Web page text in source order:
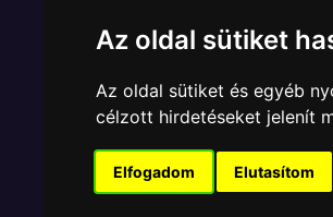
Az oldal sütiket
Az oldal sütiket és egyéb
célzott hirdetéseket jelenít
Elfogadom Elutasítom
POP IN A
FUNKO -
BORN AGAIN
SUIT